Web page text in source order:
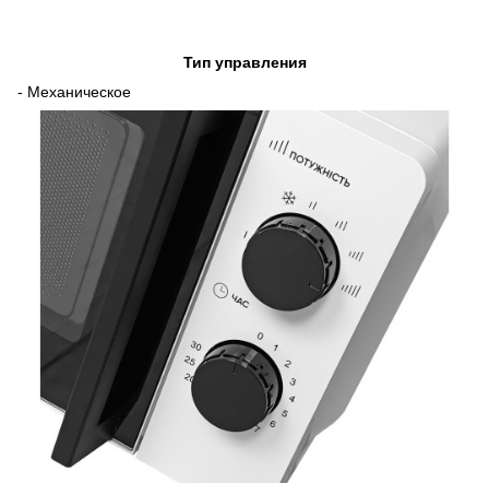
Тип управления
- Механическое